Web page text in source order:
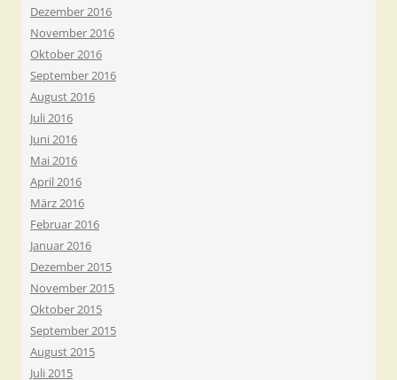
Dezember 2016
November 2016
Oktober 2016
September 2016
August 2016
Juli 2016
Juni 2016
Mai 2016
April 2016
März 2016
Februar 2016
Januar 2016
Dezember 2015
November 2015
Oktober 2015
September 2015
August 2015
Juli 2015